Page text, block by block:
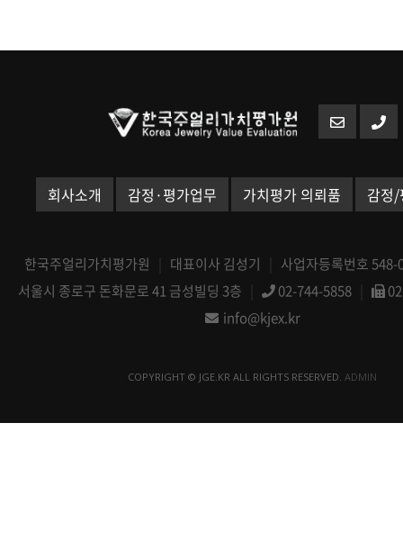
회사소개 감정·평가업무 가치평가 의뢰품 감정/
한국주얼리가치평가원 대표이사 김성기
사업자등록번호
서울시 종로구 돈화문로 41 금성빌딩 3층
02-744-5858
info@kjex.kr
COPYRIGHT © JGE.KR ALL RIGHTS RESERVED. ADMIN